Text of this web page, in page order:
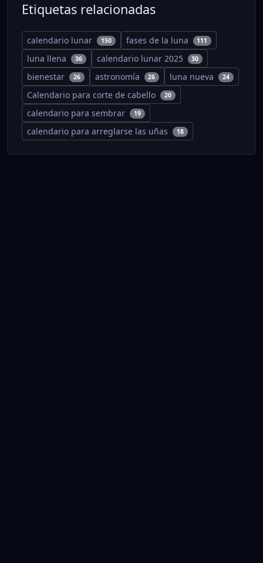
Etiquetas relacionadas
calendario lunar 150 fases de la luna 111
luna llena 36 calendario lunar 2025 30
bienestar 26 astronomía 26 luna nueva 24
Calendario para corte de cabello 20
calendario para sembrar 19
calendario para arreglarse las uñas 18